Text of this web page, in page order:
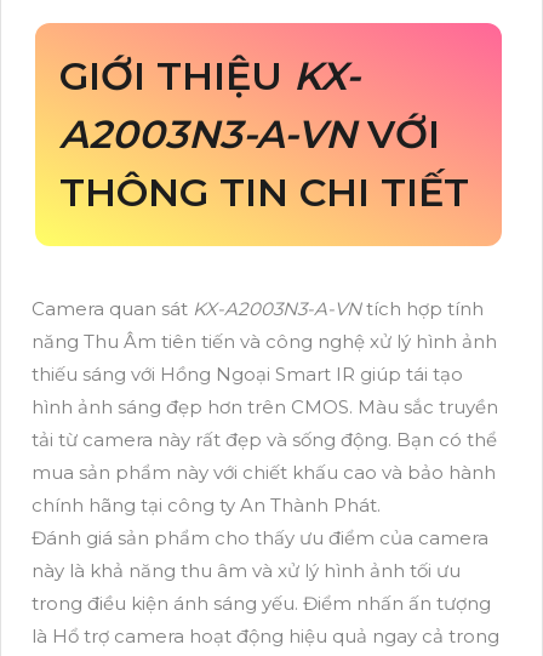
GIỚI THIỆU KX-
A2003N3-A-VNVỚI
THÔNG TIN CHI TIẾT
Camera quan sát KX-A2003N3-A-VNtích hợp tính
năng Thu Âm tiên tiến và công nghệ xử lý hình ảnh
thiếu sáng với Hồng Ngoại Smart IR giúp tái tạo
hình ảnh sáng đẹp hơn trên CMOS. Màu sắc truyền
tải từ camera này rất đẹp và sống động. Bạn có thể
mua sản phẩm này với chiết khấu cao và bảo hành
chính hãng tại công ty An Thành Phát.
Đánh giá sản phẩm cho thấy ưu điểm của camera
này là khả năng thu âm và xử lý hình ảnh tối ưu
trong điều kiện ánh sáng yếu. Điểm nhấn ấn tượng
là Hổ trợ camera hoạt động hiệu quả ngay cả trong